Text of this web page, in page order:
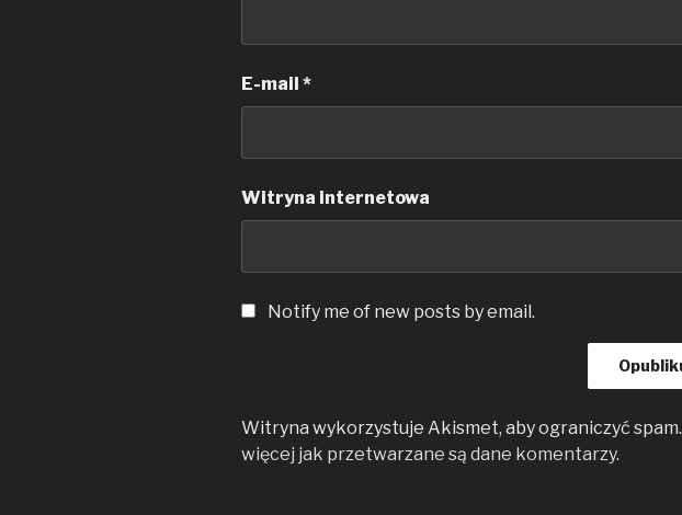
E-mail *
Witryna internetowa
Notify me of new posts by email.
Witryna wykorzystuje Akismet, aby ograniczyć spam.
więcej jak przetwarzane są dane komentarzy.